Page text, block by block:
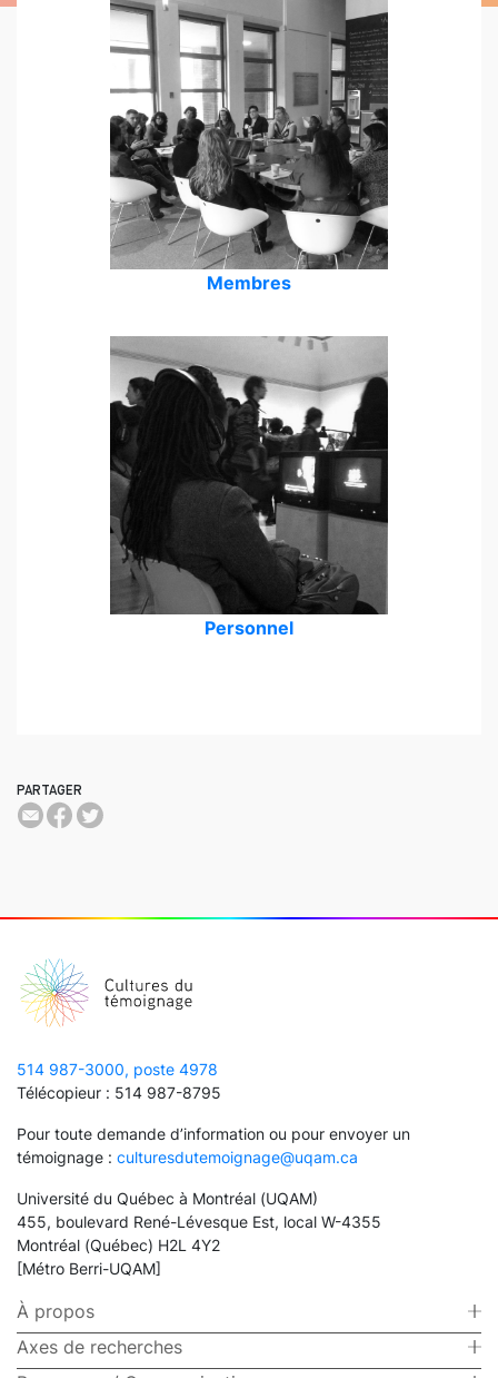
PARTAGER
Membres
Personnel
514 987-3000, poste 4978
Télécopieur : 514 987-8795
Pour toute demande d’information ou pour envoyer un
témoignage : culturesdutemoignage@uqam.ca
Université du Québec à Montréal (UQAM)
455, boulevard René-Lévesque Est, local W-4355
Montréal (Québec) H2L 4Y2
[Métro Berri-UQAM]
À propos
Axes de recherches